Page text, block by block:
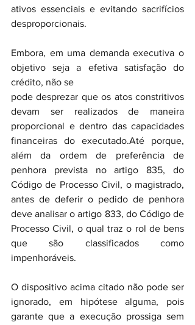
ativos essenciais e evitando sacrifícios
desproporcionais.
Embora, em uma demanda executiva o
objetivo seja a efetiva satisfação do
crédito, não se
pode desprezar que os atos constritivos
devam ser realizados de maneira
proporcional e dentro das capacidades
financeiras do executado.Até porque,
além da ordem de preferência de
penhora prevista no artigo 835, do
Código de Processo Civil, o magistrado,
antes de deferir o pedido de penhora
deve analisar o artigo 833, do Código de
Processo Civil, o qual traz o rol de bens
que são classificados como
impenhoráveis.
O dispositivo acima citado não pode ser
ignorado, em hipótese alguma, pois
garante que a execução prossiga sem